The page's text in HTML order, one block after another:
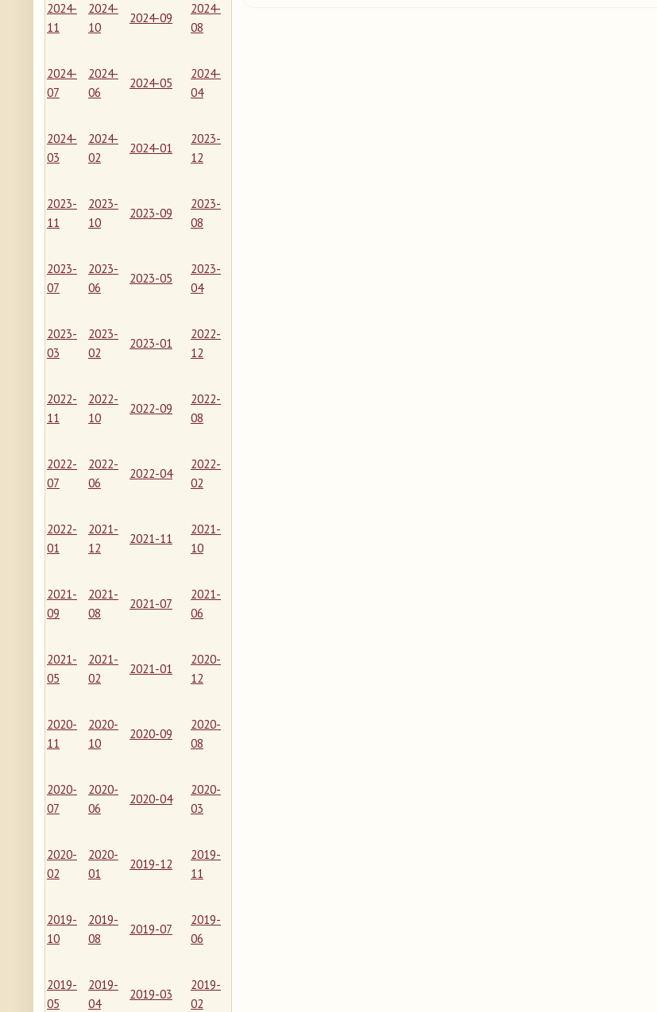
2024-
11
2024-
10
2024-09
2024-
08
2024-
07
2024-
06
2024-05
2024-
04
2024-
03
2024-
02
2024-01
2023-
12
2023-
11
2023-
10
2023-09
2023-
08
2023-
07
2023-
06
2023-05
2023-
04
2023-
03
2023-
02
2023-01
2022-
12
2022-
11
2022-
10
2022-09
2022-
08
2022-
07
2022-
06
2022-04
2022-
02
2022-
01
2021-
12
2021-11
2021-
10
2021-
09
2021-
08
2021-07
2021-
06
2021-
05
2021-
02
2021-01
2020-
12
2020-
11
2020-
10
2020-09
2020-
08
2020-
07
2020-
06
2020-04
2020-
03
2020-
02
2020-
01
2019-12
2019-
11
2019-
10
2019-
08
2019-07
2019-
06
2019-
05
2019-
04
2019-03
2019-
02